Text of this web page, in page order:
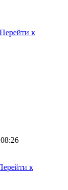
Перейти к
к